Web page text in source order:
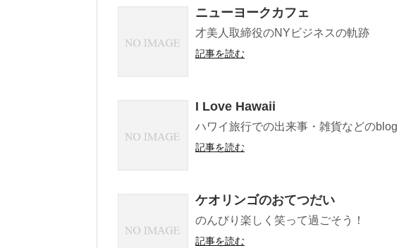
ニューヨークカフェ
才美人取締役のNYビジネスの軌跡
記事を読む
I Love Hawaii
ハワイ旅行での出来事・雑貨などのblog
記事を読む
ケオリンゴのおてつだい
のんびり楽しく笑って過ごそう！
記事を読む